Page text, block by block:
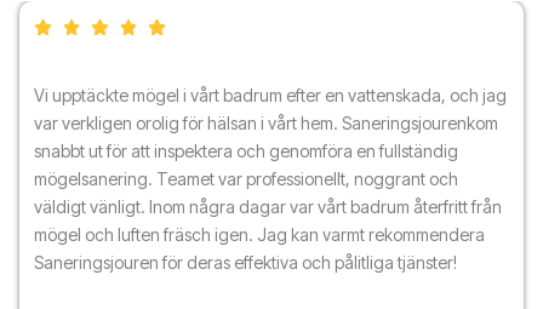
Vi upptäckte mögel i vårt badrum efter en vattenskada, och jag
var verkligen orolig för hälsan i vårt hem. Saneringsjourenkom
snabbt ut för att inspektera och genomföra en fullständig
mögelsanering. Teamet var professionellt, noggrant och
väldigt vänligt. Inom några dagar var vårt badrum återfritt från
mögel och luften fräsch igen. Jag kan varmt rekommendera
Saneringsjouren för deras effektiva och pålitliga tjänster!